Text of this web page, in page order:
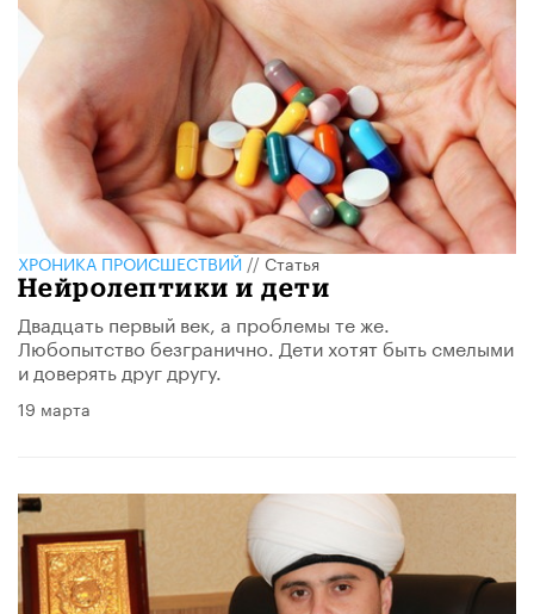
ХРОНИКА ПРОИСШЕСТВИЙ//Статья
Нейролептики и дети
Двадцать первый век, а проблемы те же.
Любопытство безгранично. Дети хотят быть смелыми
и доверять друг другу.
19 марта